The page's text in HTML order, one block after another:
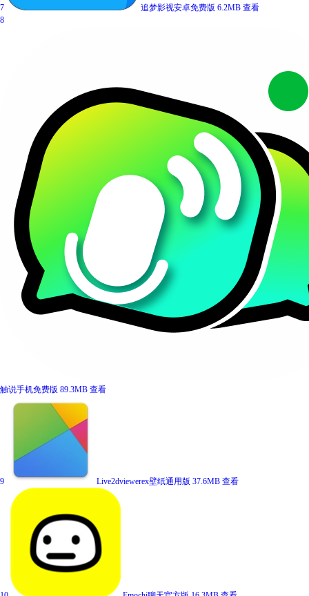
7 追梦影视安卓免费版 6.2MB 查看
8
触说手机免费版 89.3MB 查看
9 Live2dviewerex壁纸通用版 37.6MB 查看